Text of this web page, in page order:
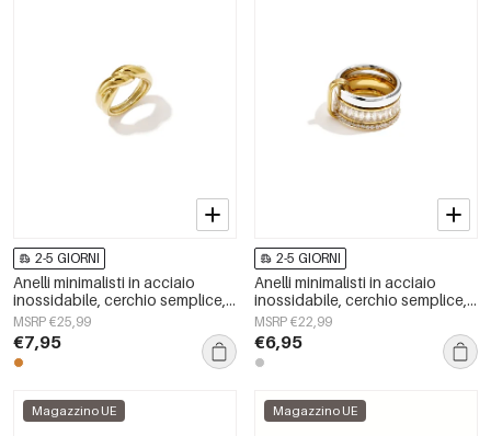
2-5 GIORNI
Anelli minimalisti in acciaio
inossidabile, cerchio semplice,
serie Daily Simple, gioielli da
donna
MSRP €25,99
€7,95
2-5 GIORNI
Anelli minimalisti in acciaio
inossidabile, cerchio semplice,
serie Daily Simple, gioielli da
donna
MSRP €22,99
€6,95
Magazzino UE Magazzino UE